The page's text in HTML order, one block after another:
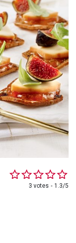
3 votes 1.3/5